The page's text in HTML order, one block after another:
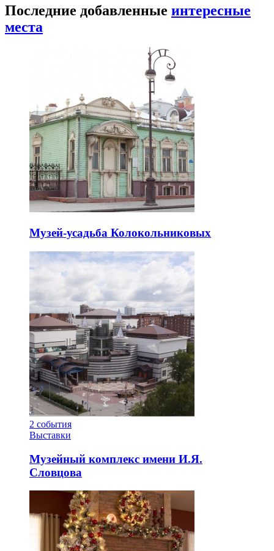
Последние добавленные интересные
места
Музей-усадьба Колокольниковых
2 события
Выставки
Музейный комплекс имени И.Я.
Словцова